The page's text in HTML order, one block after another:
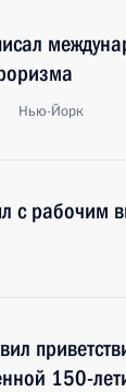
Нью-Йорк
с рабочим
150-